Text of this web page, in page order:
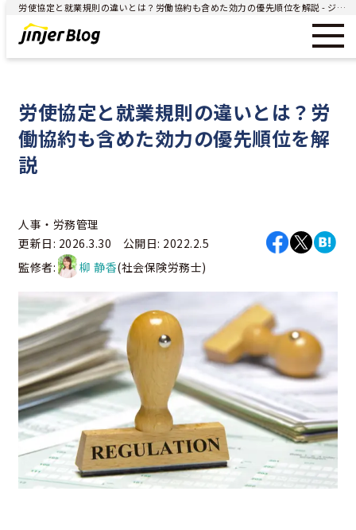
労使協定と就業規則の違いとは？労働協約も含めた効力の優先順位を解説 - ジンジャー（jinjer）｜統合型人事システム
労使協定と就業規則の違いとは？労
働協約も含めた効力の優先順位を解
説
人事・労務管理
更新日: 2026.3.30 公開日: 2022.2.5
監修者:
柳 静香(社会保険労務士)